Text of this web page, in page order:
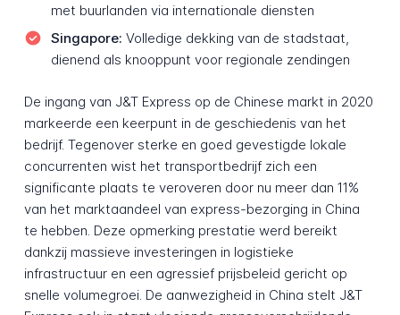
met buurlanden via internationale diensten
Singapore: Volledige dekking van de stadstaat,
dienend als knooppunt voor regionale zendingen
De ingang van J&T Express op de Chinese markt in 2020
markeerde een keerpunt in de geschiedenis van het
bedrijf. Tegenover sterke en goed gevestigde lokale
concurrenten wist het transportbedrijf zich een
significante plaats te veroveren door nu meer dan 11%
van het marktaandeel van express-bezorging in China
te hebben. Deze opmerking prestatie werd bereikt
dankzij massieve investeringen in logistieke
infrastructuur en een agressief prijsbeleid gericht op
snelle volumegroei. De aanwezigheid in China stelt J&T